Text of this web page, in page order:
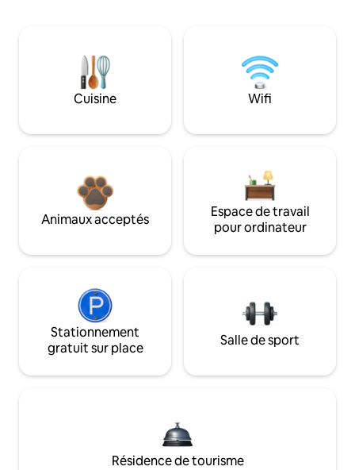
Cuisine Wifi
Animaux acceptés
Espace de travail
pour ordinateur
Stationnement
gratuit sur place
Salle de sport
Résidence de tourisme